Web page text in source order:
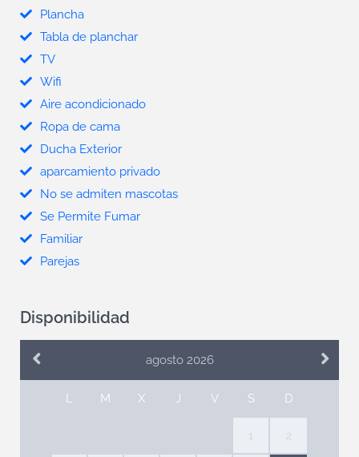
Plancha
Tabla de planchar
TV
Wifi
Aire acondicionado
Ropa de cama
Ducha Exterior
aparcamiento privado
No se admiten mascotas
Se Permite Fumar
Familiar
Parejas
Disponibilidad
agosto 2026
L M X J V S D
1 2